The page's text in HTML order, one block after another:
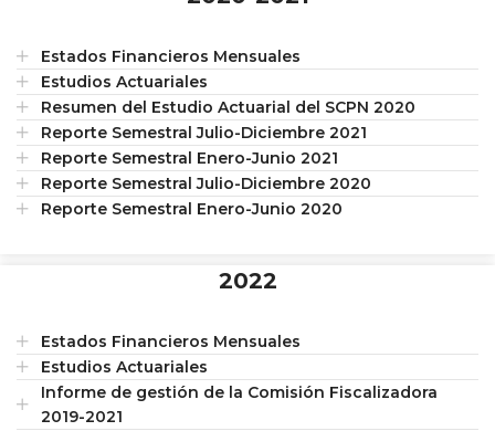
Estados Financieros Mensuales
Estudios Actuariales
Resumen del Estudio Actuarial del SCPN 2020
Reporte Semestral Julio-Diciembre 2021
Reporte Semestral Enero-Junio 2021
Reporte Semestral Julio-Diciembre 2020
Reporte Semestral Enero-Junio 2020
2022
Estados Financieros Mensuales
Estudios Actuariales
Informe de gestión de la Comisión Fiscalizadora
2019-2021